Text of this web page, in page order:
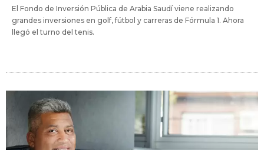
El Fondo de Inversión Pública de Arabia Saudí viene realizando
grandes inversiones en golf, fútbol y carreras de Fórmula 1. Ahora
llegó el turno del tenis.